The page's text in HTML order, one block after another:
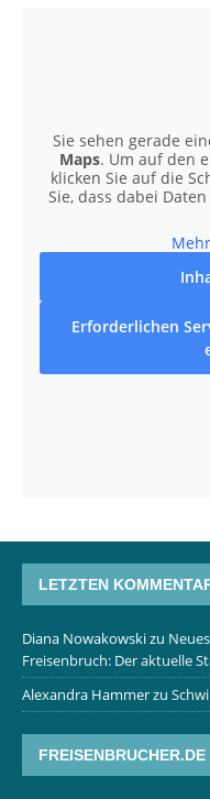
Sie sehen gerade
Maps. Um auf den
klicken Sie auf die
Sie, dass dabei
Erforderlichen
LETZTEN
Diana Nowakowskizu
Freisenbruch: Der aktuelle
Alexandra Hammerzu
FREISENBRUCHER.DE